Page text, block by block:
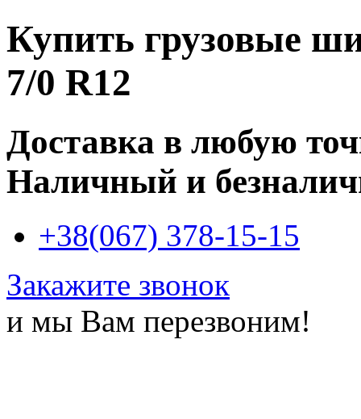
Купить грузовые
7/0 R12
Доставка в любую
Наличный и
+38(067) 378-15-15
Закажите звонок
и мы Вам перезвоним!